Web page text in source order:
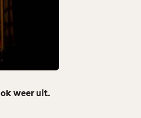
weer uit.